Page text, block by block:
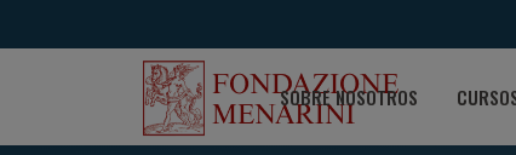
SOBRE NOSOTROS